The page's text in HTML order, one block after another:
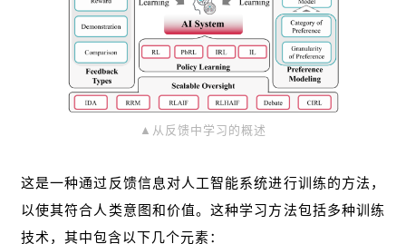
▲从反馈中学习的概述
这是一种通过反馈信息对人工智能系统进行训练的方法，
以使其符合人类意图和价值。这种学习方法包括多种训练
技术，其中包含以下几个元素：